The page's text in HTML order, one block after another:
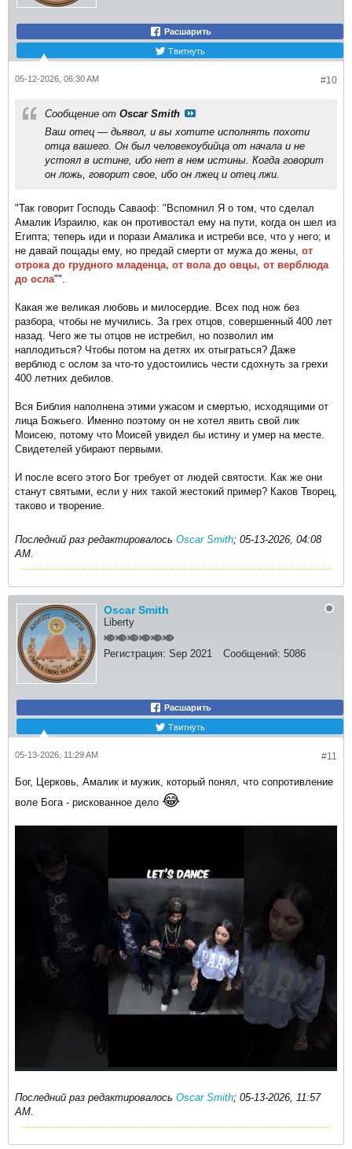
Расшарить
Твитнуть
#10
05-12-2026, 06:30 AM
Сообщение от Oscar Smith
Ваш отец — дьявол, и вы хотите исполнять похоти
отца вашего. Он был человекоубийца от начала и не
устоял в истине, ибо нет в нем истины. Когда говорит
он ложь, говорит свое, ибо он лжец и отец лжи.​
"Так говорит Господь Саваоф: "Вспомнил Я о том, что сделал
Амалик Израилю, как он противостал ему на пути, когда он шел из
Египта; теперь иди и порази Амалика и истреби все, что у него; и
не давай пощады ему, но предай смерти от мужа до жены, от
отрока до грудного младенца, от вола до овцы, от верблюда
до осла"".​
Какая же великая любовь и милосердие. Всех под нож без
разбора, чтобы не мучились. За грех отцов, совершенный 400 лет
назад. Чего же ты отцов не истребил, но позволил им
наплодиться? Чтобы потом на детях их отыграться? Даже
верблюд с ослом за что-то удостоились чести сдохнуть за грехи
400 летних дебилов.
Вся Библия наполнена этими ужасом и смертью, исходящими от
лица Божьего. Именно поэтому он не хотел явить свой лик
Моисею, потому что Моисей увидел бы истину и умер на месте.
Свидетелей убирают первыми.
И после всего этого Бог требует от людей святости. Как же они
станут святыми, если у них такой жестокий пример? Каков Творец,
таково и творение.
Последний раз редактировалось Oscar Smith; 05-13-2026, 04:08
AM
Oscar Smith
Liberty
Регистрация: Sep 2021 Сообщений: 5086
Расшарить
Твитнуть
#11
05-13-2026, 11:29 AM
Бог, Церковь, Амалик и мужик, который понял, что сопротивление
воле Бога - рискованное дело 😂
Последний раз редактировалось Oscar Smith; 05-13-2026, 11:57
AM.